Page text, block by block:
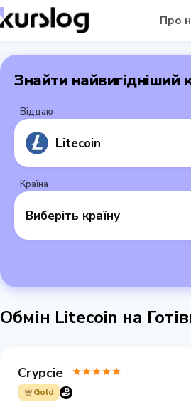
Про
Знайти найвигідніший
Віддаю
Litecoin
Країна
Виберіть країну
Обмін Litecoin на
Crypcie
Gold